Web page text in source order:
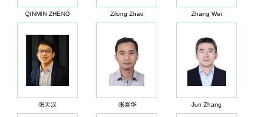
QINMIN ZHENG Zilong Zhao Zhang Wei
张天汉 张泰华 Jun Zhang